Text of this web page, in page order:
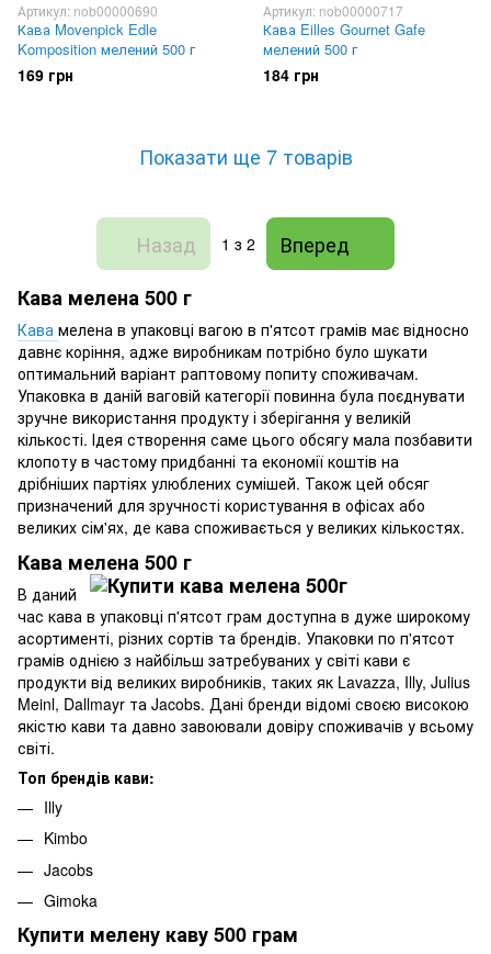
Артикул: nob00000690
Кава Movenpick Edle
Komposition мелений 500 г
169 грн
Артикул: nob00000717
Кава Eilles Gournet Gafe
мелений 500 г
184 грн
Показати ще 7 товарів
Назад 1 з 2
Вперед
Кава мелена 500 г
Кава мелена в упаковці вагою в п'ятсот грамів має відносно
давнє коріння, адже виробникам потрібно було шукати
оптимальний варіант раптовому попиту споживачам.
Упаковка в даній ваговій категорії повинна була поєднувати
зручне використання продукту і зберігання у великій
кількості. Ідея створення саме цього обсягу мала позбавити
клопоту в частому придбанні та економії коштів на
дрібніших партіях улюблених сумішей. Також цей обсяг
призначений для зручності користування в офісах або
великих сім'ях, де кава споживається у великих кількостях.
Кава мелена 500 г
В даний
час кава в упаковці п'ятсот грам доступна в дуже широкому
асортименті, різних сортів та брендів. Упаковки по п'ятсот
грамів однією з найбільш затребуваних у світі кави є
продукти від великих виробників, таких як Lavazza, Illy, Julius
Meinl, Dallmayr та Jacobs. Дані бренди відомі своєю високою
якістю кави та давно завоювали довіру споживачів у всьому
світі.
Топ брендів кави:
Illy
Kimbo
Jacobs
Gimoka
Купити мелену каву 500 грам